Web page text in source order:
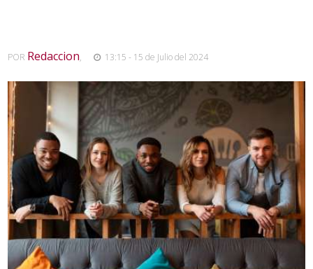
POR Redaccion, 13:15 - 15 de Julio del 2024